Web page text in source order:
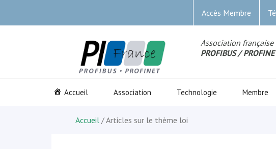
Accès Membre
Association française
PROFIBUS /
Accueil Association Technologie Membre
Accueil / Articles sur le thème loi